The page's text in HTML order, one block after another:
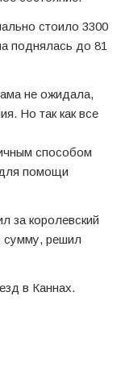
стоило 3300
поднялась до 81
не ожидала,
Но так как все
способом
помощи
за королевский
сумму, решил
в Каннах.